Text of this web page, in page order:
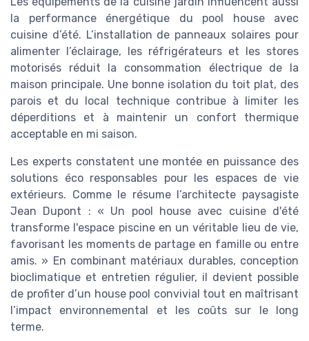
la performance énergétique du pool house avec
cuisine d’été. L’installation de panneaux solaires pour
alimenter l’éclairage, les réfrigérateurs et les stores
motorisés réduit la consommation électrique de la
maison principale. Une bonne isolation du toit plat, des
parois et du local technique contribue à limiter les
déperditions et à maintenir un confort thermique
acceptable en mi saison.
Les experts constatent une montée en puissance des
solutions éco responsables pour les espaces de vie
extérieurs. Comme le résume l’architecte paysagiste
Jean Dupont : « Un pool house avec cuisine d'été
transforme l'espace piscine en un véritable lieu de vie,
favorisant les moments de partage en famille ou entre
amis. » En combinant matériaux durables, conception
bioclimatique et entretien régulier, il devient possible
de profiter d’un house pool convivial tout en maîtrisant
l’impact environnemental et les coûts sur le long
terme.